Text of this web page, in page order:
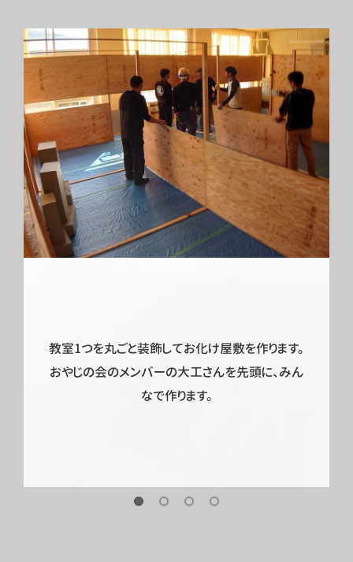
教室1つを丸ごと装飾してお化け屋敷を作ります。
おやじの会のメンバーの大工さんを先頭に、みん
なで作ります。